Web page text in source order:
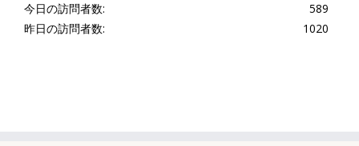
589
今日の訪問者数:
1020
昨日の訪問者数: